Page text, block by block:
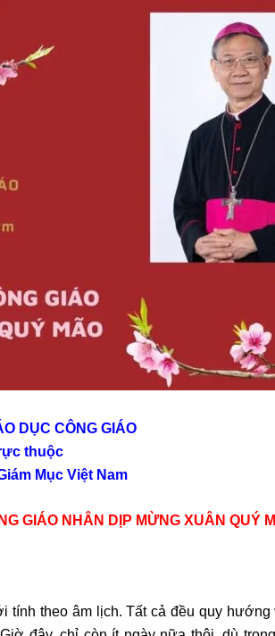
DỤC CÔNG GIÁO
thuộc
Mục Việt Nam
GIÁO NHÂN DỊP MỪNG XUÂN QUÝ
tính theo âm lịch. Tất cả đều quy hướng